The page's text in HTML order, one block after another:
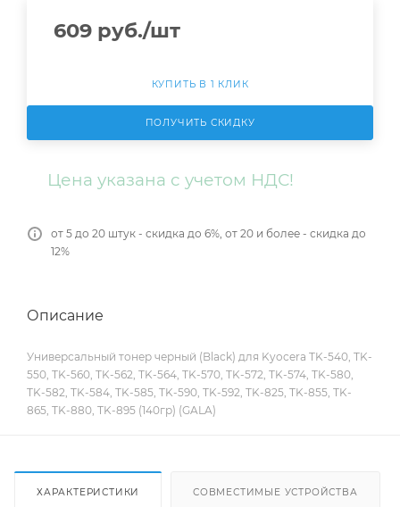
609 руб./шт
КУПИТЬ В 1 КЛИК
ПОЛУЧИТЬ СКИДКУ
Цена указана с учетом НДС!
от 5 до 20 штук - скидка до 6%, от 20 и более - скидка до
12%
Описание
Универсальный тонер черный (Black) для Kyocera TK-540, TK-
550, TK-560, TK-562, TK-564, TK-570, TK-572, TK-574, TK-580,
TK-582, TK-584, TK-585, TK-590, TK-592, TK-825, TK-855, TK-
865, TK-880, TK-895 (140гр) (GALA)
ХАРАКТЕРИСТИКИ СОВМЕСТИМЫЕ УСТРОЙСТВА